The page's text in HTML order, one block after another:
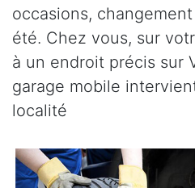
occasions,
été. Chez vous, sur
à un endroit précis sur
garage mobile
localité